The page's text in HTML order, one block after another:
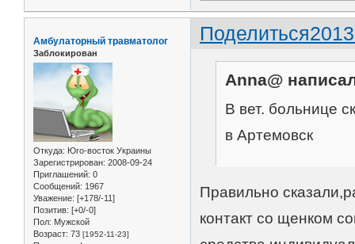
Поделиться
Амбулаторный травматолог
Заблокирован
Откуда: Юго-восток Украины
Зарегистрирован: 2008-09-24
Приглашений: 0
Сообщений: 1967
Уважение: [+178/-11]
Позитив: [+0/-0]
Пол: Мужской
Возраст: 73 [1952-11-23]
Anna@
В вет. больнице
в Артемовск
Правильно
контакт со щенком